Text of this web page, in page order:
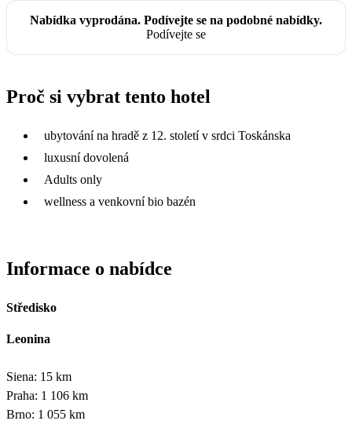
Nabídka vyprodána. Podívejte se na podobné nabídky.
Podívejte se
Proč si vybrat tento hotel
ubytování na hradě z 12. století v srdci Toskánska
luxusní dovolená
Adults only
wellness a venkovní bio bazén
Informace o nabídce
Středisko
Leonina
Siena: 15 km
Praha: 1 106 km
Brno: 1 055 km